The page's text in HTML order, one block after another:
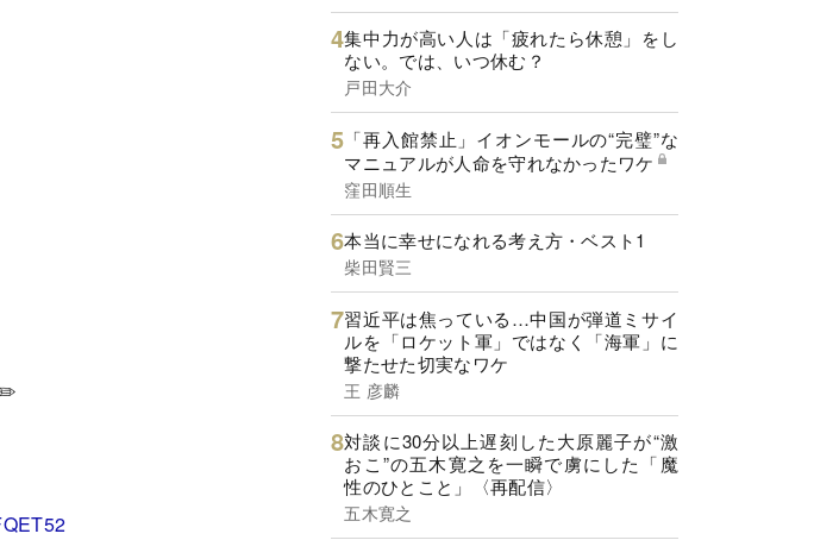
✏️
集中力が高い人は「疲れたら休憩」をし
ない。では、いつ休む？
戸田大介
「再入館禁止」イオンモールの“完璧”な
マニュアルが人命を守れなかったワケ
窪田順生
本当に幸せになれる考え方・ベスト1
柴田賢三
習近平は焦っている…中国が弾道ミサイ
ルを「ロケット軍」ではなく「海軍」に
撃たせた切実なワケ
王 彦麟
対談に30分以上遅刻した大原麗子が“激
おこ”の五木寛之を一瞬で虜にした「魔
性のひとこと」〈再配信〉
五木寛之